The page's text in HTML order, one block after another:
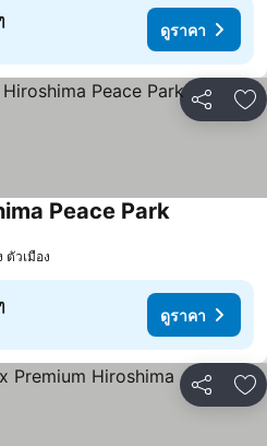
ดูราคา
แชร์ เ
Peace Parkดูราคา
ตัวเมือง
ดูราคา
แชร์ เ